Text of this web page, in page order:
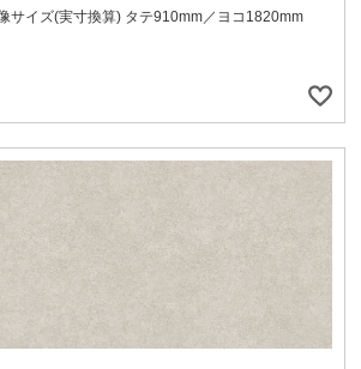
サイズ(実寸換算) タテ910mm／ヨコ1820mm